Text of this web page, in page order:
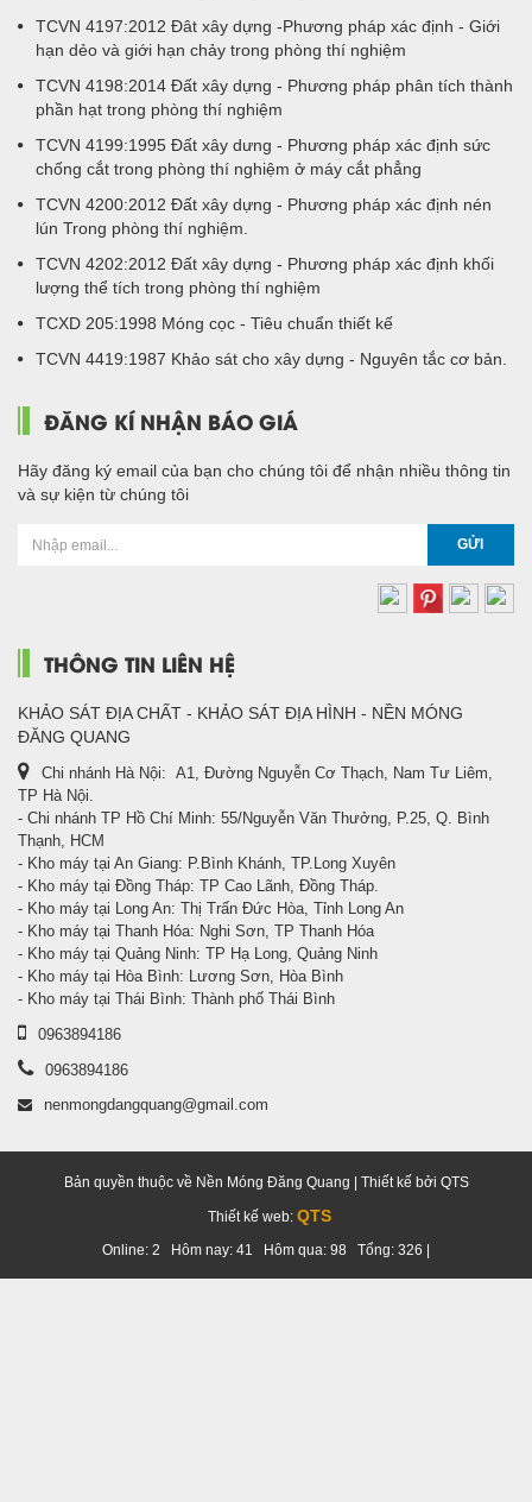
TCVN 4197:2012 Đât xây dựng -Phương pháp xác định - Giới
hạn dẻo và giới hạn chảy trong phòng thí nghiệm
TCVN 4198:2014 Đất xây dựng - Phương pháp phân tích thành
phần hạt trong phòng thí nghiệm
TCVN 4199:1995 Đất xây dưng - Phương pháp xác định sức
chống cắt trong phòng thí nghiệm ở máy cắt phẳng
TCVN 4200:2012 Đất xây dựng - Phương pháp xác định nén
lún Trong phòng thí nghiệm.
TCVN 4202:2012 Đất xây dựng - Phương pháp xác định khối
lượng thể tích trong phòng thí nghiệm
TCXD 205:1998 Móng cọc - Tiêu chuẩn thiết kế
TCVN 4419:1987 Khảo sát cho xây dựng - Nguyên tắc cơ bản.
ĐĂNG KÍ NHẬN BÁO GIÁ
Hãy đăng ký email của bạn cho chúng tôi để nhận nhiều thông tin
và sự kiện từ chúng tôi
GỬI
THÔNG TIN LIÊN HỆ
KHẢO SÁT ĐỊA CHẤT - KHẢO SÁT ĐỊA HÌNH - NỀN MÓNG
ĐĂNG QUANG
Chi nhánh Hà Nội: A1, Đường Nguyễn Cơ Thạch, Nam Tư Liêm,
TP Hà Nội.
- Chi nhánh TP Hồ Chí Minh: 55/Nguyễn Văn Thưởng, P.25, Q. Bình
Thạnh, HCM
- Kho máy tại An Giang: P.Bình Khánh, TP.Long Xuyên
- Kho máy tại Đồng Tháp: TP Cao Lãnh, Đồng Tháp.
- Kho máy tại Long An: Thị Trấn Đức Hòa, Tỉnh Long An
- Kho máy tại Thanh Hóa: Nghi Sơn, TP Thanh Hóa
- Kho máy tại Quảng Ninh: TP Hạ Long, Quảng Ninh
- Kho máy tại Hòa Bình: Lương Sơn, Hòa Bình
- Kho máy tại Thái Bình: Thành phố Thái Bình
0963894186
0963894186
nenmongdangquang@gmail.com
Bản quyền thuộc về Nền Móng Đăng Quang | Thiết kế bởi QTS
Thiết kế web: QTS
Online: 2 Hôm nay: 41 Hôm qua: 98 Tổng: 326 |